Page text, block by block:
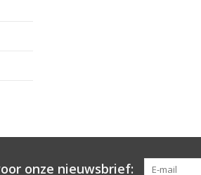
onze nieuwsbrief: